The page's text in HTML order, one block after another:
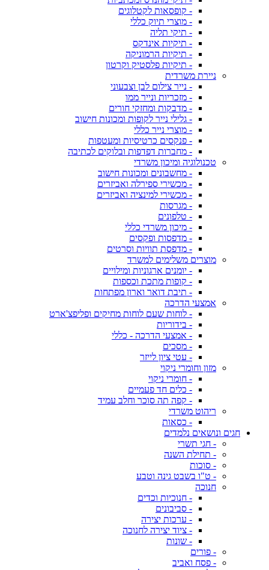
- קופסאות לקטלוגים
- מוצרי תיוק כללי
- תיקי תליה
- תיקיות אינדקס
- תיקיות הרמוניקה
- תיקיות פלסטיק וקרטון
ניירת משרדית
- נייר צילום לבן וצבעוני
- מזכריות ונייר ממו
- מדבקות ומחזקי חורים
- גלילי נייר לקופות ומכונות חישוב
- מוצרי נייר כללי
- פנקסים כרטיסיות ומעטפות
- מחברות דפדפות ובלוקים לכתיבה
טכנולוגיה ומיכון משרדי
- מחשבונים ומכונות חישוב
- מכשירי ספירלה ואביזרים
- מכשירי למינציה ואביזרים
- מגרסות
- טלפונים
- מיכון משרדי כללי
- מדפסות ופקסים
- מדפסת תוויות וסרטים
מוצרים משלימים למשרד
- יומנים ארגוניות ומילויים
- קופות מתכת וכספות
- תיבת דואר וארון מפתחות
אמצעי הדרכה
- לוחות שעם לוחות מחיקים ופליפצ'ארט
- בידוריות
- אמצעי הדרכה - כללי
- מסכים
- עטי ציון לייזר
מזון וחומרי ניקוי
- חומרי ניקוי
- כלים חד פעמיים
- קפה תה סוכר וחלב עמיד
ריהוט משרדי
- כסאות
חגים ונושאים נלמדים
- חגי תשרי
- תחילת השנה
- סוכות
- ט"ו בשבט גינה וטבע
חנוכה
- חנוכיות וכדים
- סביבונים
- ערכות יצירה
- ציוד יצירה לחנוכה
- שונות
- פורים
- פסח ואביב